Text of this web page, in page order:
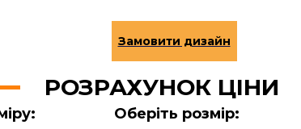
РОЗРАХУНОК ЦІНИ
Оберіть розмір: